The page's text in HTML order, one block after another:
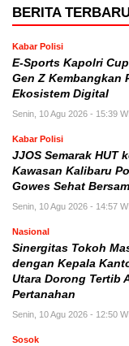
BERITA
Kabar Polisi
E-Sports Kapolri
Gen Z Kembangkan
Ekosistem Digital
Senin, 10 Agu 2026 - 15:39
Kabar Polisi
JJOS Semarak HUT
Kawasan Kalibaru
Gowes Sehat
Senin, 10 Agu 2026 - 14:57
Nasional
Sinergitas Tokoh
dengan Kepala
Utara Dorong Tertib
Pertanahan
Senin, 10 Agu 2026 - 12:50
Sosok